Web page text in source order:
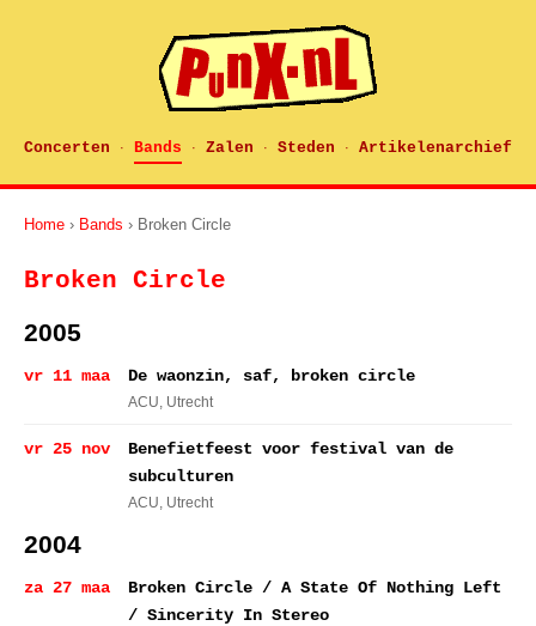
Concerten · Bands · Zalen · Steden · Artikelenarchief
Home › Bands › Broken Circle
Broken Circle
2005
vr 11 maa De waonzin, saf, broken circle
ACU, Utrecht
vr 25 nov
Benefietfeest voor festival van de
subculturen
ACU, Utrecht
2004
za 27 maa
Broken Circle / A State Of Nothing Left
/ Sincerity In Stereo